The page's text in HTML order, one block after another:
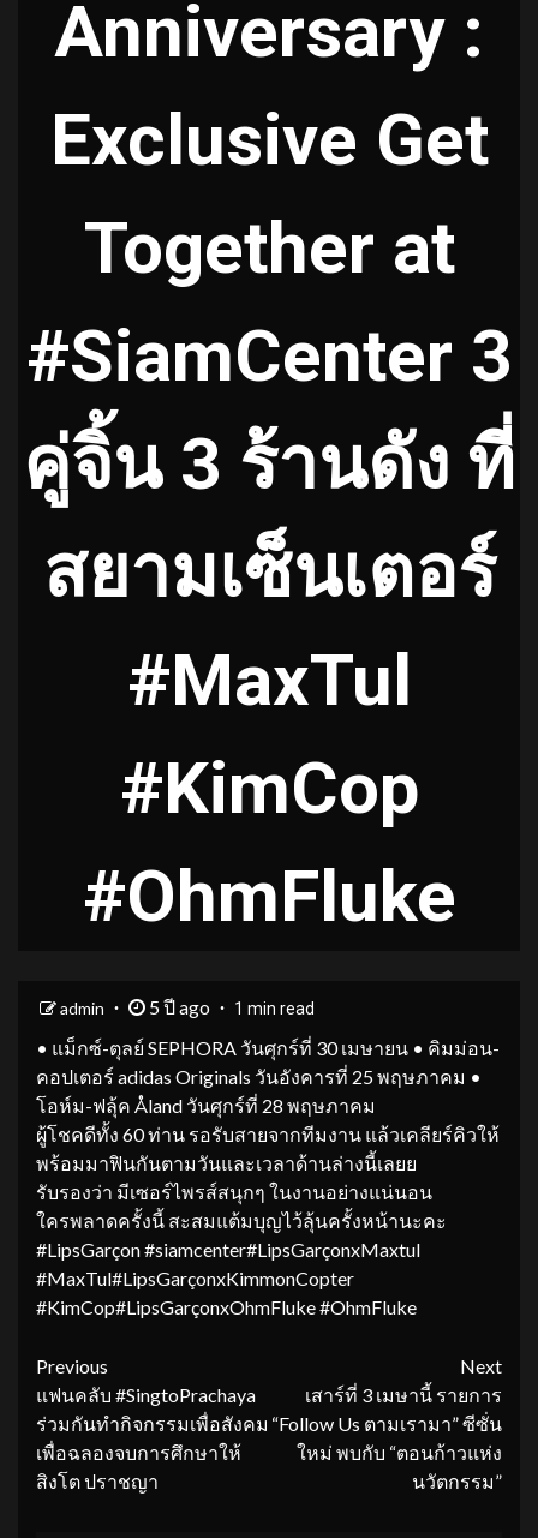
Anniversary :
Exclusive Get
Together at
#SiamCenter 3
คู่จิ้น 3 ร้านดัง ที่
สยามเซ็นเตอร์
#MaxTul
#KimCop
#OhmFluke
admin 5 ปี ago 1 min read
• แม็กซ์-ตุลย์ SEPHORA วันศุกร์ที่ 30 เมษายน • คิมม่อน-
คอปเตอร์ adidas Originals วันอังคารที่ 25 พฤษภาคม •
โอห์ม-ฟลุ้ค Åland วันศุกร์ที่ 28 พฤษภาคม
ผู้โชคดีทั้ง 60 ท่าน รอรับสายจากทีมงาน แล้วเคลียร์คิวให้
พร้อมมาฟินกันตามวันและเวลาด้านล่างนี้เลยย
รับรองว่า มีเซอร์ไพรส์สนุกๆ ในงานอย่างแน่นอน
ใครพลาดครั้งนี้ สะสมแต้มบุญไว้ลุ้นครั้งหน้านะคะ
#LipsGarçon #siamcenter#LipsGarçonxMaxtul
#MaxTul#LipsGarçonxKimmonCopter
#KimCop#LipsGarçonxOhmFluke #OhmFluke
Continue
Reading
Previous
แฟนคลับ #SingtoPrachaya
ร่วมกันทำกิจกรรมเพื่อสังคม
เพื่อฉลองจบการศึกษาให้
สิงโต ปราชญา
Next
เสาร์ที่ 3 เมษานี้ รายการ
“Follow Us ตามเรามา” ซีซั่น
ใหม่ พบกับ “ตอนก้าวแห่ง
นวัตกรรม”